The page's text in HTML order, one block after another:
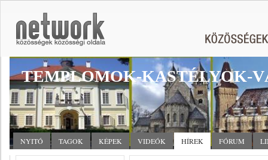
TEMPLOMOK-KASTÉLYOK-
NYITÓ TAGOK KÉPEK VIDEÓK HÍREK FÓRUM